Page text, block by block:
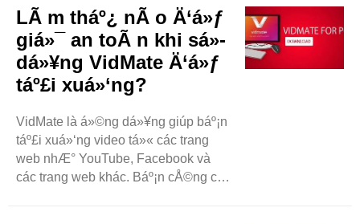
tính báº£ng cá»§a mình. Báº¡n có
thá»ƒ xem chúng báº¥t cá»© lúc nào,
ngay cáº£ khi không có internet. ..
LÃ m tháº¿ nÃ o Ä‘á»ƒ
giá»¯ an toÃ n khi sá»­
dá»¥ng VidMate Ä‘á»ƒ
táº£i xuá»‘ng?
VidMate là á»©ng dá»¥ng giúp báº¡n
táº£i xuá»‘ng video tá»« các trang
web nhÆ° YouTube, Facebook và
các trang web khác. Báº¡n cÅ©ng có